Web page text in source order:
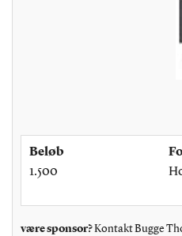
Beløb
1.500
være sponsor?Kontakt Bugge